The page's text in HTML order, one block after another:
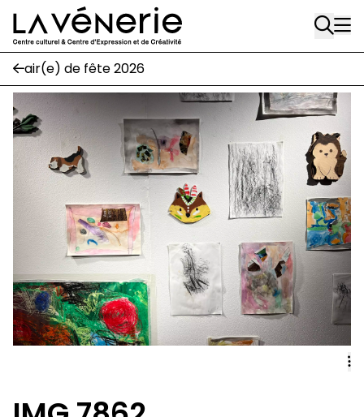
Aller au contenu principal
Rue Gratès, 3
1170 Watermael-Boitsfort
02 663 85 50
Écuries
Place Gilson, 3
1170 Watermael-Boitsfort
02 663 85 50
suivez-nous
Journal Vénerie- version papier
Newsletter
A
air(e) de fête 2026